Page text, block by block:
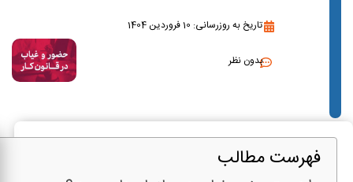
تاریخ به روزرسانی: 10 فروردین 1404
بدون نظر
فهرست مطالب